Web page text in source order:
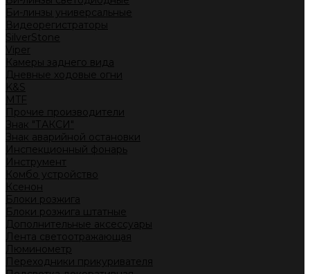
Би-линзы универсальные
Видеорегистраторы
SilverStone
Viper
Камеры заднего вида
Дневные ходовые огни
K&S
MTF
Прочие производители
Знак "ТАКСИ"
Знак аварийной остановки
Инспекционный фонарь
Инструмент
Комбо устройство
Ксенон
Блоки розжига
Блоки розжига штатные
Дополнительные аксессуары
Лента светоотражающая
Люминометр
Переходники прикуривателя